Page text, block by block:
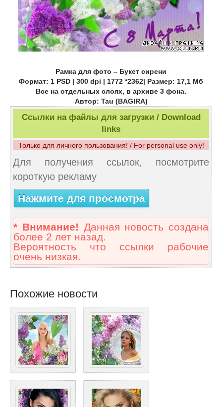
Рамка для фото – Букет сирени
Формат: 1 PSD | 300 dpi | 1772 *2362| Размер: 17,1 Мб
Все на отдельных слоях, в архиве 3 фона.
Автор: Tau (BAGIRA)
Ссылки на файлы для загрузки / Download
links
Только для личного пользования! / For personal use only!
Для получения ссылок, посмотрите
короткую рекламу
Нажмите для просмотра
* Внимание! Данная новость создана
более 2 лет назад.
Вероятность что ссылки рабочие
очень низкая.
Похожие новости